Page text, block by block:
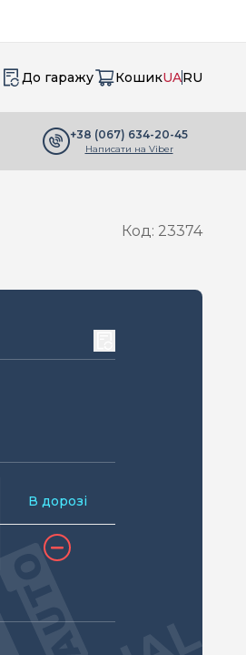
До гаражу КошикUARU
+38 (067) 634-20-45
Написати на Viber
Код: 23374
В дорозі